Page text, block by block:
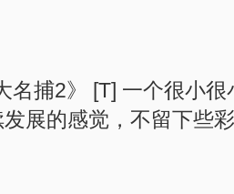
名捕2》 [T] 一个很小
展的感觉，不留下些